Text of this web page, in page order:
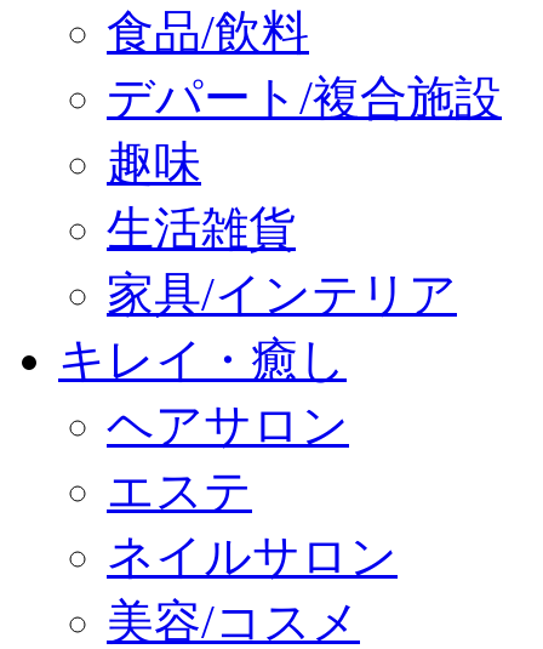
食品/飲料
デパート/複合施設
趣味
生活雑貨
家具/インテリア
キレイ・癒し
ヘアサロン
エステ
ネイルサロン
美容/コスメ